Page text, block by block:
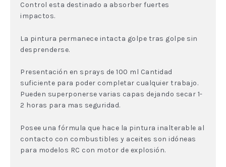
Control esta destinado a absorber fuertes
impactos.
La pintura permanece intacta golpe tras golpe sin
desprenderse.
Presentación en sprays de 100 ml Cantidad
suficiente para poder completar cualquier trabajo.
Pueden superponerse varias capas dejando secar 1-
2 horas para mas seguridad.
Posee una fórmula que hace la pintura inalterable al
contacto con combustibles y aceites son idóneas
para modelos RC con motor de explosión.